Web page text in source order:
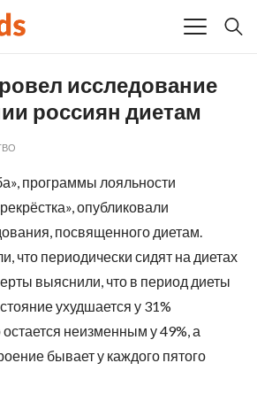
исследование
россиян диетам
программы лояльности
опубликовали
посвященного диетам.
что периодически сидят на диетах
выяснили, что в период диеты
ухудшается у 31%
неизменным у 49%, а
бывает у каждого пятого